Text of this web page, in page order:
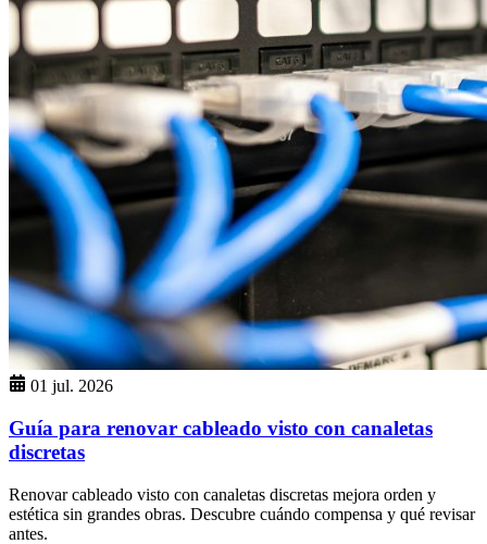
01 jul. 2026
Guía para renovar cableado visto con canaletas
discretas
Renovar cableado visto con canaletas discretas mejora orden y
estética sin grandes obras. Descubre cuándo compensa y qué revisar
antes.